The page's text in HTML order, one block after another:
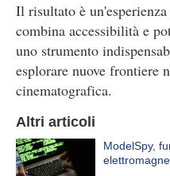
Il risultato è
combina accessibilità e
uno strumento
esplorare nuove frontiere
cinematografica.
Altri articoli
ModelSpy,